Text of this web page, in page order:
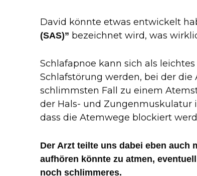
David könnte etwas entwickelt
(SAS)” bezeichnet wird, was
Schlafapnoe kann sich als
Schlafstörung werden, bei der
schlimmsten Fall zu einem
der Hals- und Zungenmuskulatur
dass die Atemwege blockiert
Der Arzt teilte uns dabei eben auch
aufhören könnte zu atmen,
noch schlimmeres.